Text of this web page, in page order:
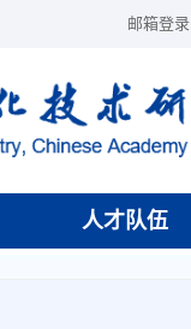
邮箱登录
人才队伍